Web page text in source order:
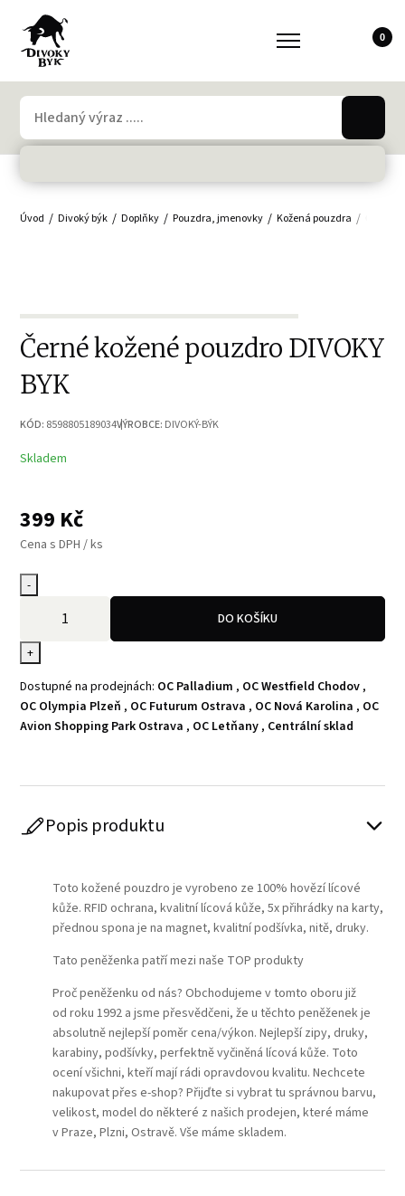
0
Úvod Divoký býk Doplňky Pouzdra, jmenovky Kožená pouzdra
Černé kožené pouzdro DIVOKY
BYK
KÓD: 8598805189034VÝROBCE: DIVOKÝ-BÝK
Skladem
399 Kč
Cena s DPH / ks
-
+
DO KOŠÍKU
Dostupné na prodejnách: OC Palladium , OC Westfield Chodov ,
OC Olympia Plzeň , OC Futurum Ostrava , OC Nová Karolina , OC
Avion Shopping Park Ostrava , OC Letňany , Centrální sklad
Popis produktu
Toto kožené pouzdro je vyrobeno ze 100% hovězí lícové
kůže. RFID ochrana, kvalitní lícová kůže, 5x přihrádky na karty,
přednou spona je na magnet, kvalitní podšívka, nitě, druky.
Tato peněženka patří mezi naše TOP produkty
Proč peněženku od nás? Obchodujeme v tomto oboru již
od roku 1992 a jsme přesvědčeni, že u těchto peněženek je
absolutně nejlepší poměr cena/výkon. Nejlepší zipy, druky,
karabiny, podšívky, perfektně vyčiněná lícová kůže. Toto
ocení všichni, kteří mají rádi opravdovou kvalitu. Nechcete
nakupovat přes e-shop? Přijďte si vybrat tu správnou barvu,
velikost, model do některé z našich prodejen, které máme
v Praze, Plzni, Ostravě. Vše máme skladem.